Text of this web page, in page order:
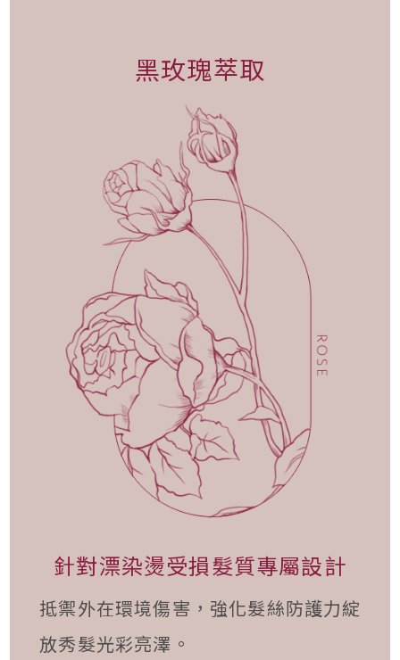
黑玫瑰萃取
針對漂染燙受損髮質專屬設計
抵禦外在環境傷害，強化髮絲防護力綻
放秀髮光彩亮澤。